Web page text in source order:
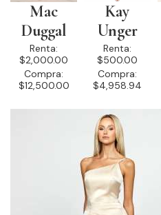
Mac
Duggal
Renta:
$2,000.00
Compra:
$12,500.00
Kay
Unger
Renta:
$500.00
Compra:
$4,958.94